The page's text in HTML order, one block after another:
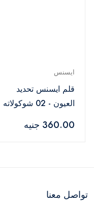
ايسنس
قلم ايسنس تحديد
العيون - 02 شوكولاته
360.00 جنيه
تواصل معنا